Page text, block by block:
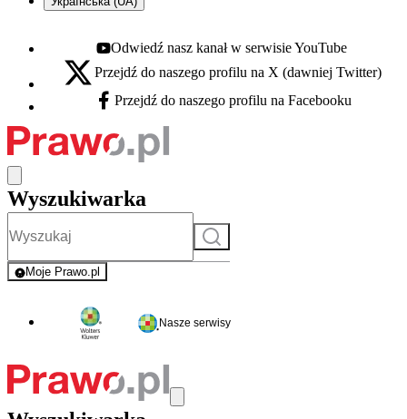
Youtube - otwiera się w nowej karcie
Odwiedź nasz kanał w serwisie YouTube
X - otwiera się w nowej karcie
Przejdź do naszego profilu na X (dawniej Twitter)
Facebook - otwiera się w nowej karcie
Przejdź do naszego profilu na Facebooku
Wyszukiwarka
Szukaj
Moje Prawo.pl
- rejestracja i logowanie do serwisu
Nasze serwisy